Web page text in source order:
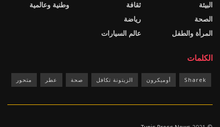
البيئة
الصحة
المرأة والطفل
ثقافة
رياضة
عالم السيارات
وطنية وعالمية
الكلمات
Sharek أوميكرون الزيتونة تكافل صحة عطر متحور